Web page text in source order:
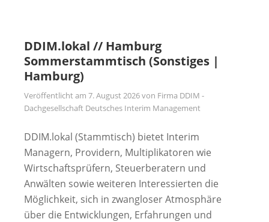
DDIM.lokal // Hamburg
Sommerstammtisch (Sonstiges |
Hamburg)
Veröffentlicht am 7. August 2026von Firma DDIM -
Dachgesellschaft Deutsches Interim Management
DDIM.lokal (Stammtisch) bietet Interim
Managern, Providern, Multiplikatoren wie
Wirtschaftsprüfern, Steuerberatern und
Anwälten sowie weiteren Interessierten die
Möglichkeit, sich in zwangloser Atmosphäre
über die Entwicklungen, Erfahrungen und